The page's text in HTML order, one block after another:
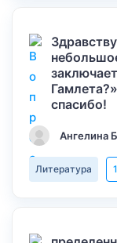
спасибо!
Ангелина
Литература